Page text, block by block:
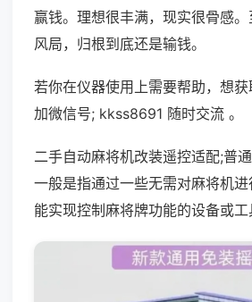
赢钱。理想很丰满，现实很骨感
风局，归根到底还是输钱。
若你在仪器使用上需要帮助，想
加微信号; kkss8691 随时交流 。
二手自动麻将机改装遥控适配;普
一般是指通过一些无需对麻将机
能实现控制麻将牌功能的设备或工